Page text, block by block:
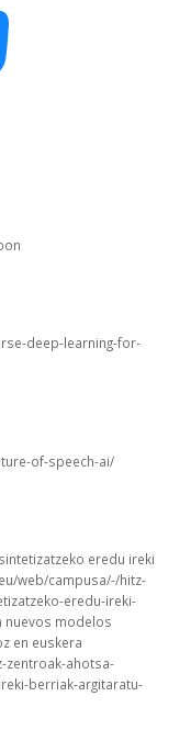
deep-learning-for-
of-speech-ai/
eredu ireki
web/campusa/-/hitz-
eredu-ireki-
nuevos modelos
en euskera
zentroak-ahotsa-
berriak-argitaratu-